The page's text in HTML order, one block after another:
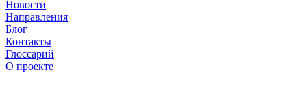
Новости
Направления
Блог
Контакты
Глоссарий
О проекте